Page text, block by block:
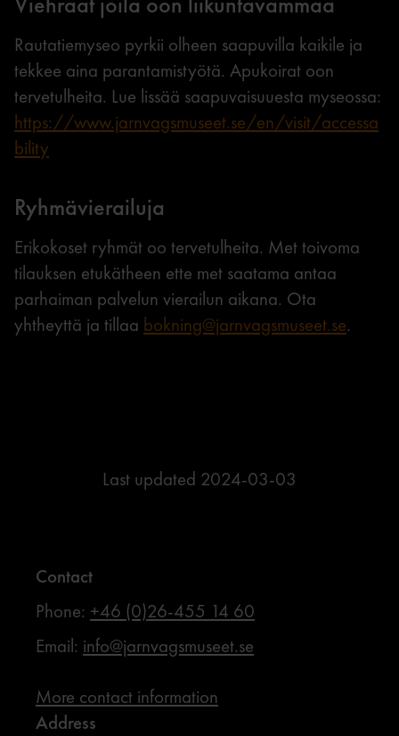
Rautatiemyseo pyrkii olheen saapuvilla kaikile ja
tekkee aina parantamistyötä. Apukoirat oon
tervetulheita. Lue lissää saapuvaisuuesta myseossa:
https://www.jarnvagsmuseet.se/en/visit/accessa
bility
Ryhmävierailuja
Erikokoset ryhmät oo tervetulheita. Met toivoma
tilauksen etukätheen ette met saatama antaa
parhaiman palvelun vierailun aikana. Ota
yhtheyttä ja tillaa bokning@jarnvagsmuseet.se.
Last updated 2024-03-03
Contact
Phone: +46 (0)26-455 14 60
Email: info@jarnvagsmuseet.se
More contact information
Address